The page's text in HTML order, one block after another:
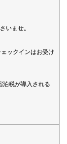
いませ。
ックインはお受け
泊税が導入される